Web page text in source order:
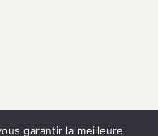
garantir la meilleure